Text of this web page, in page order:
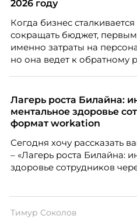
2026 году
Когда бизнес
сокращать бюджет,
именно затраты на
но она ведет к обратному
значит – сокращает
Лагерь роста Билайна:
ментальное здоровье
формат workation
Сегодня хочу рассказать
– «Лагерь роста Билайна:
здоровье сотрудников
Тимур Соколов